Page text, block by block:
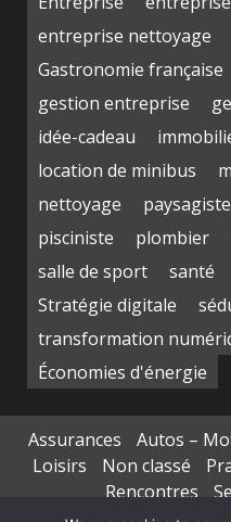
entreprise nettoyage
Gastronomie française
gestion entreprise
idée-cadeau
location de minibus
nettoyage
paysagiste
pisciniste
plombier
salle de sport
santé
Stratégie digitale
transformation
Économies d'énergie
Assurances Autos –
Loisirs
Non classé
Rencontres